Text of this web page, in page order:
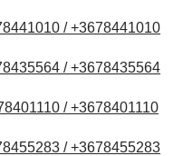
/ +3678441010
/ +3678435564
/ +3678401110
/ +3678455283